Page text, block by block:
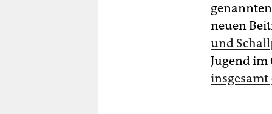
neuen
und
Jugend im
insgesamt